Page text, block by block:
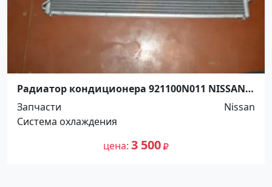
Радиатор кондиционера 921100N011 NISSAN
PULSAR 1995-2000 Краснодар
Запчасти
Nissan
Система охлаждения
цена 3 500